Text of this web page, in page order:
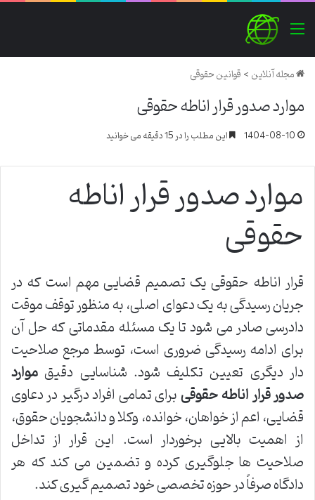
منو
مجله آنلاین>قوانین حقوقی
موارد صدور قرار اناطه حقوقی
1404-08-10 این مطلب را در 15 دقیقه می خوانید
موارد صدور قرار اناطه
حقوقی
قرار اناطه حقوقی یک تصمیم قضایی مهم است که در
جریان رسیدگی به یک دعوای اصلی، به منظور توقف موقت
دادرسی صادر می شود تا یک مسئله مقدماتی که حل آن
برای ادامه رسیدگی ضروری است، توسط مرجع صلاحیت
دار دیگری تعیین تکلیف شود. شناسایی دقیق موارد
صدور قرار اناطه حقوقیبرای تمامی افراد درگیر در دعاوی
قضایی، اعم از خواهان، خوانده، وکلا و دانشجویان حقوق،
از اهمیت بالایی برخوردار است. این قرار از تداخل
صلاحیت ها جلوگیری کرده و تضمین می کند که هر
دادگاه صرفاً در حوزه تخصصی خود تصمیم گیری کند.